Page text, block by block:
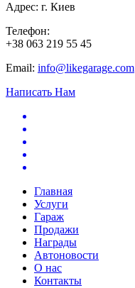
Адрес: г. Киев
Телефон:
+38 063 219 55 45
Email: info@likegarage.com
Написать Нам
Главная
Услуги
Гараж
Продажи
Награды
Автоновости
О нас
Контакты